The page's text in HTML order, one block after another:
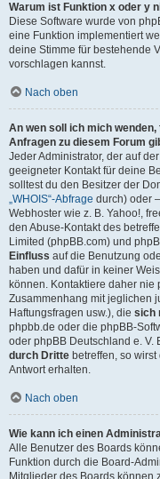
Warum ist Funktion x oder y
Diese Software wurde von
eine Funktion implementiert
deine Stimme für bestehende
vorschlagen kannst.
Nach oben
An wen soll ich mich
Anfragen zu diesem Forum
Jeder Administrator, der auf
geeigneter Kontakt für deine
solltest du den Besitzer der
„WHOIS“-Abfrage durch) oder
Webhoster wie z. B. Yahoo!,
den Abuse-Kontakt des
Limited (phpBB.com) und
Einfluss auf die Benutzung
haben und dafür in keiner
können. Kontaktiere daher nie
Zusammenhang mit jeglichen
Haftungsfragen usw.), die sich
phpbb.de oder die phpBB-
oder phpBB Deutschland e. V.
durch Dritte betreffen, so
Antwort erhalten.
Nach oben
Wie kann ich einen
Alle Benutzer des Boards
Funktion durch die Board-
Mitglieder des Boards können